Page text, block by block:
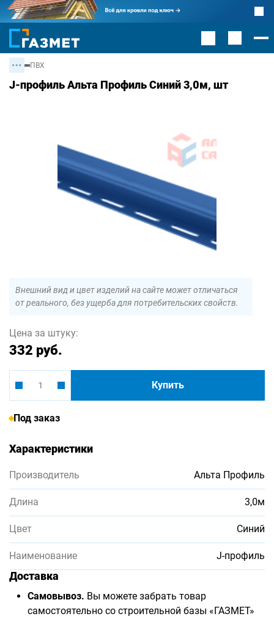
ПВХ
J-профиль Альта Профиль Синий 3,0м, шт
Внешний вид и цвет изделий на сайте может отличаться
от реального, без ущерба для потребительских свойств.
Цена за штуку:
332 руб.
Купить
Под заказ
Характеристики
Производитель Альта Профиль
Длина 3,0м
Цвет Синий
Наименование J-профиль
Доставка
Самовывоз. Вы можете забрать товар
самостоятельно со строительной базы «ГАЗМЕТ»